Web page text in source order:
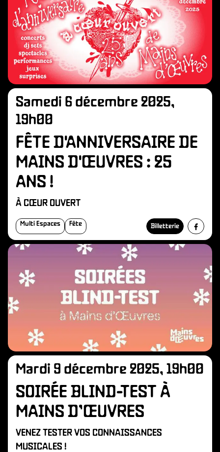
Samedi 6 décembre 2025,
19h00
FÊTE D'ANNIVERSAIRE DE
MAINS D'ŒUVRES : 25
ANS !
À CŒUR OUVERT
Multi Espaces Fête Billetterie
Mardi 9 décembre 2025, 19h00
SOIRÉE BLIND-TEST À
MAINS D’ŒUVRES
VENEZ TESTER VOS CONNAISSANCES
MUSICALES !